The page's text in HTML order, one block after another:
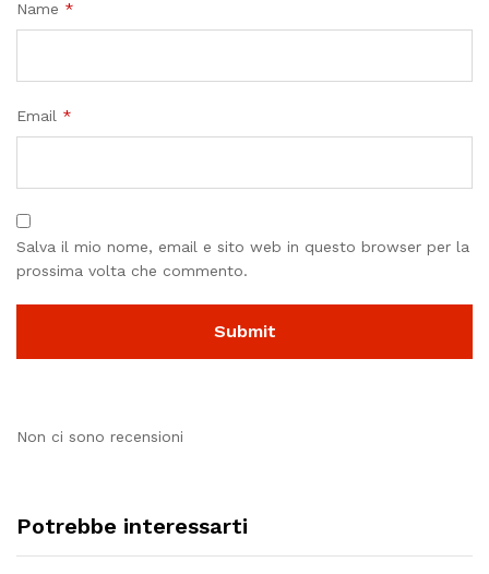
Name *
Email *
Salva il mio nome, email e sito web in questo browser per la
prossima volta che commento.
Non ci sono recensioni
Potrebbe interessarti